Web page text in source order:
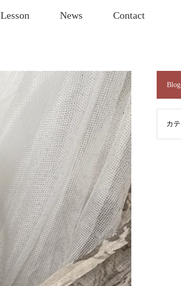
Lesson News Contact
Blog